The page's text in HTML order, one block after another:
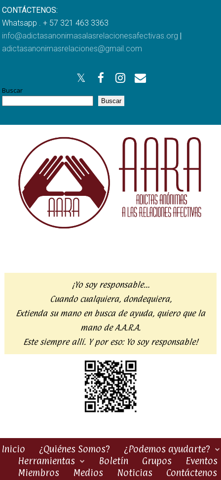
CONTÁCTENOS:
Whatsapp . + 57 321 463 3363
info@adictasanonimasalasrelacionesafectivas.org |
adictasanonimasrelaciones@gmail.com
Buscar
Buscar
¡Yo soy responsable…
Cuando cualquiera, dondequiera,
Extienda su mano en busca de ayuda, quiero que la
mano de A.A.R.A.
Este siempre allí. Y por eso: Yo soy responsable!
Inicio ¿Quiénes Somos?
¿Podemos ayudarte?
Herramientas
Boletín Grupos
Eventos
Miembros
Medios Noticias Contáctenos